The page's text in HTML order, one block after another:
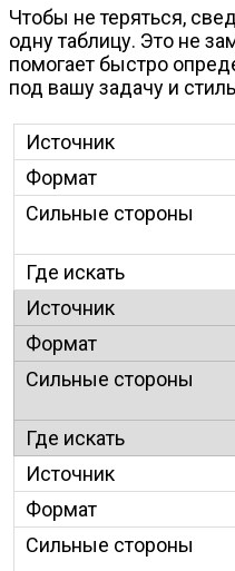
Чтобы не теряться,
одну таблицу. Это не
помогает быстро
под вашу задачу и